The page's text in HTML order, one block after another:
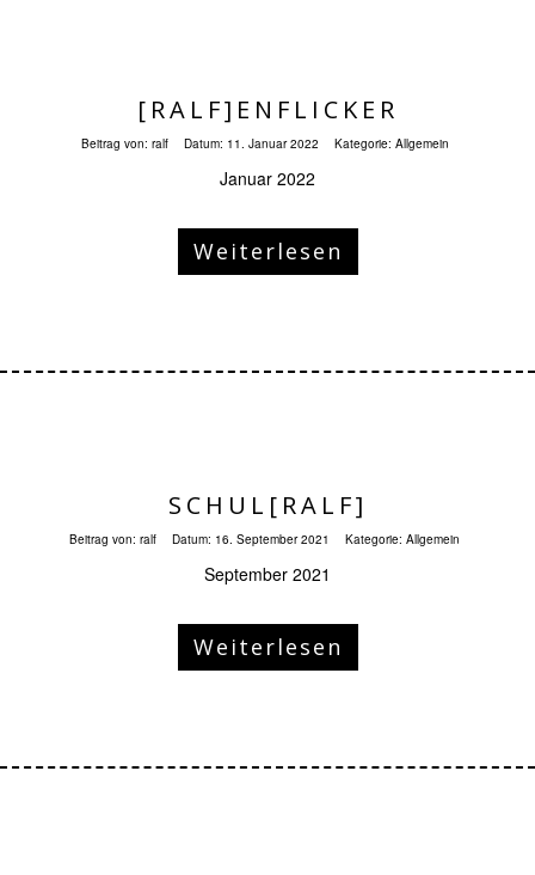
[RALF]ENFLICKER
Beitrag von: ralf Datum: 11. Januar 2022 Kategorie: Allgemein
Januar 2022
Weiterlesen
SCHUL[RALF]
Beitrag von: ralf Datum: 16. September 2021 Kategorie: Allgemein
September 2021
Weiterlesen